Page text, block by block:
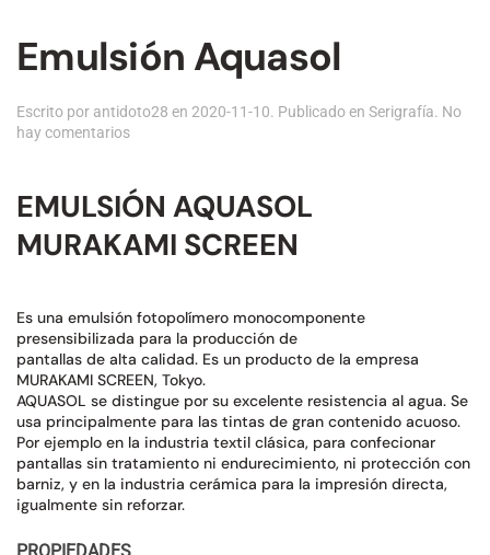
Emulsión Aquasol
Escrito por antidoto28 en 2020-11-10. Publicado en Serigrafía. No
hay comentariosen
EMULSIÓN AQUASOL
MURAKAMI SCREEN
Es una emulsión fotopolímero monocomponente
presensibilizada para la producción de
pantallas de alta calidad. Es un producto de la empresa
MURAKAMI SCREEN, Tokyo.
AQUASOL se distingue por su excelente resistencia al agua. Se
usa principalmente para las tintas de gran contenido acuoso.
Por ejemplo en la industria textil clásica, para confecionar
pantallas sin tratamiento ni endurecimiento, ni protección con
barniz, y en la industria cerámica para la impresión directa,
igualmente sin reforzar.